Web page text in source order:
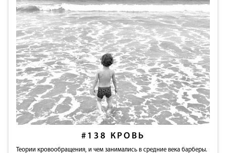
#138 КРОВЬ
Теории кровообращения, и чем занимались в средние века барберы.